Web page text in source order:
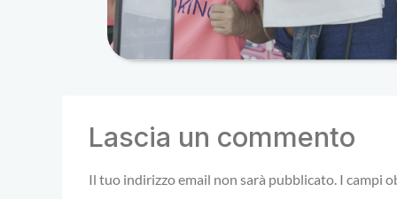
Lascia un commento
Il tuo indirizzo email non sarà pubblicato. I campi